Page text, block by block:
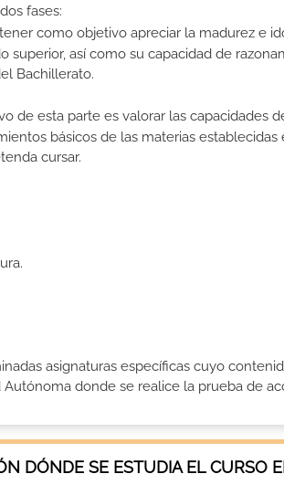
fases:
como objetivo apreciar la madurez e
superior, así como su capacidad de
Bachillerato.
de esta parte es valorar las capacidades
básicos de las materias
cursar.
asignaturas específicas cuyo
donde se realice la prueba de
DÓNDE SE ESTUDIA EL CURSO